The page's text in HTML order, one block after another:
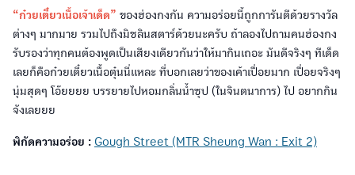
“ก๋วยเตี๋ยวเนื้อเจ้าเด็ด” ของฮ่องกงกัน ความอร่อยนี้ถูกการันตีด้วยรางวัล
ต่างๆ มากมาย รวมไปถึงมิชลินสตาร์ด้วยนะครับ ถ้าลองไปถามคนฮ่องกง
รับรองว่าทุกคนต้องพูดเป็นเสียงเดียวกันว่าให้มากินเถอะ มันดีจริงๆ ทีเด็ด
เลยก็คือก๋วยเตี๋ยวเนื้อตุ๋นนี่แหละ ที่บอกเลยว่าของเค้าเปื่อยมาก เปื่อยจริงๆ
นุ่มสุดๆ โอ๊ยยยย บรรยายไปหอมกลิ่นน้ำซุป (ในจินตนาการ) ไป อยากกิน
จังเลยยย
พิกัดความอร่อย : Gough Street (MTR Sheung Wan : Exit 2)